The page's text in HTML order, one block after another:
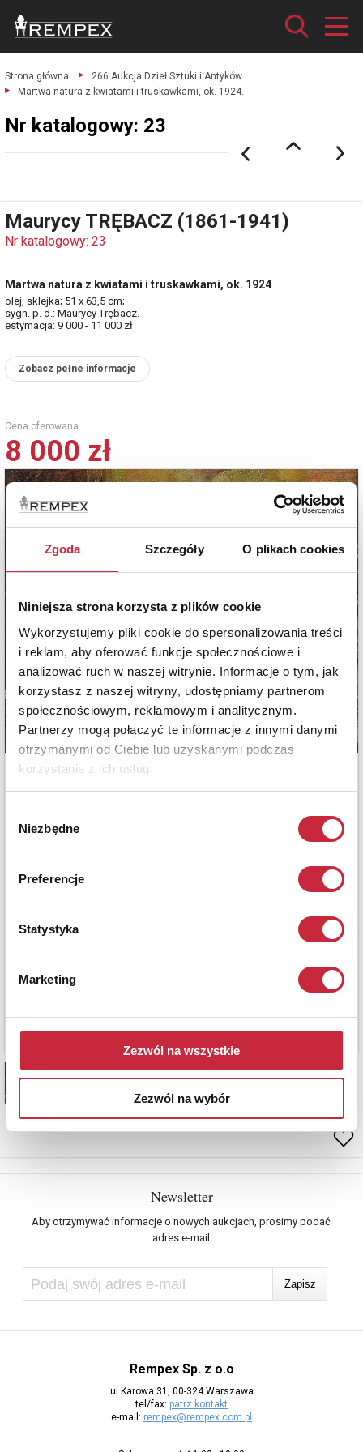
Zgoda Szczegóły O plikach cookies
Niniejsza strona korzysta z plików cookie
Wykorzystujemy pliki cookie do spersonalizowania treści
i reklam, aby oferować funkcje społecznościowe i
analizować ruch w naszej witrynie. Informacje o tym, jak
korzystasz z naszej witryny, udostępniamy partnerom
społecznościowym, reklamowym i analitycznym.
Partnerzy mogą połączyć te informacje z innymi danymi
otrzymanymi od Ciebie lub uzyskanymi podczas
korzystania z ich usług.
zgody
Niezbędne
Preferencje
Statystyka
Marketing
Zezwól na wszystkie
Zezwól na wybór
Strona główna
266 Aukcja Dzieł Sztuki i Antyków
Martwa natura z kwiatami i truskawkami, ok. 1924.
Nr katalogowy: 23
Maurycy TRĘBACZ (1861-1941)
Nr katalogowy: 23
Martwa natura z kwiatami i truskawkami, ok. 1924
olej, sklejka; 51 x 63,5 cm;
sygn. p. d.: Maurycy Trębacz.
estymacja: 9 000 - 11 000 zł
Zobacz pełne informacje
Cena oferowana
8 000 zł
Newsletter
Aby otrzymywać informacje o nowych aukcjach, prosimy podać
adres e-mail
Rempex Sp. z o.o
ul Karowa 31, 00-324 Warszawa
tel/fax: patrz kontakt
e-mail: rempex@rempex.com.pl